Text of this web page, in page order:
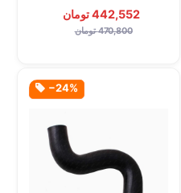
442,552 تومان
470,800 تومان
‎−24%